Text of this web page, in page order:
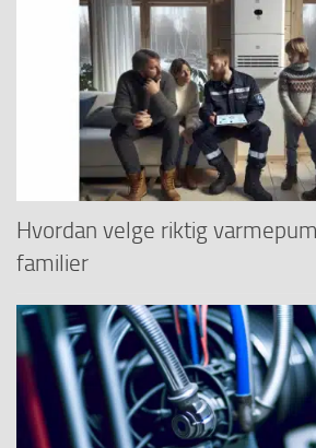
Hvordan velge riktig
familier